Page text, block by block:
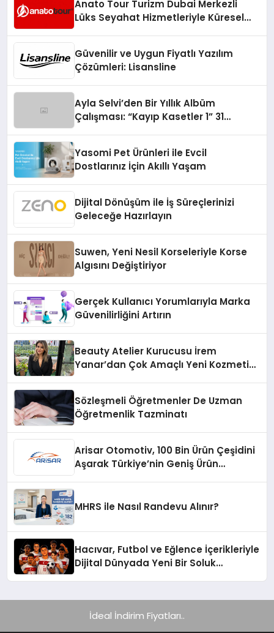
Anato Tour Turizm Dubai Merkezli
Lüks Seyahat Hizmetleriyle Küresel
Güvenilir ve Uygun Fiyatlı Yazılım
Çözümleri: Lisansline
Ayla Selvi’den Bir Yıllık Albüm
Çalışması: “Kayıp Kasetler 1” 31
Yasomi Pet Ürünleri ile Evcil
Dostlarınız İçin Akıllı Yaşam
Dijital Dönüşüm ile İş Süreçlerinizi
Geleceğe Hazırlayın
Suwen, Yeni Nesil Korseleriyle Korse
Algısını Değiştiriyor
Gerçek Kullanıcı Yorumlarıyla Marka
Güvenilirliğini Artırın
Beauty Atelier Kurucusu İrem
Yanar’dan Çok Amaçlı Yeni Kozmetik
Sözleşmeli Öğretmenler De Uzman
Öğretmenlik Tazminatı
Arisar Otomotiv, 100 Bin Ürün Çeşidini
Aşarak Türkiye’nin Geniş Ürün
MHRS ile Nasıl Randevu Alınır?
Hacıvar, Futbol ve Eğlence İçerikleriyle
Dijital Dünyada Yeni Bir Soluk
İdeal İndirim Fiyatları..